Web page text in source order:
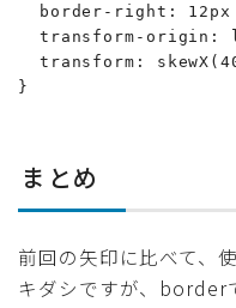
border-right:
transform-origin:
transform:
}
まとめ
前回の矢印に比べて、
キダシですが、border